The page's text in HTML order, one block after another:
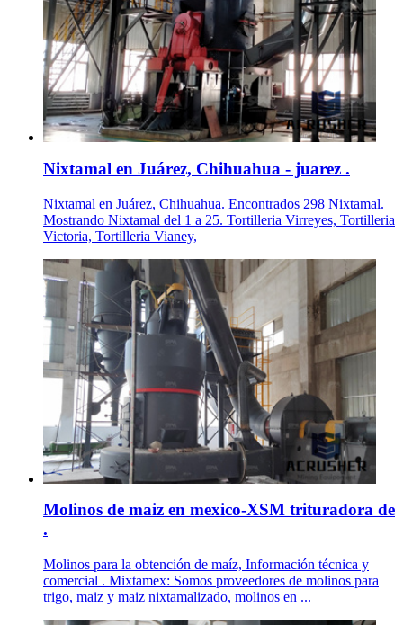
Nixtamal en Juárez, Chihuahua - juarez .
Nixtamal en Juárez, Chihuahua. Encontrados 298 Nixtamal.
Mostrando Nixtamal del 1 a 25. Tortilleria Virreyes, Tortilleria
Victoria, Tortilleria Vianey,
Molinos de maiz en mexico-XSM trituradora de
.
Molinos para la obtención de maíz, Información técnica y
comercial . Mixtamex: Somos proveedores de molinos para
trigo, maiz y maiz nixtamalizado, molinos en ...